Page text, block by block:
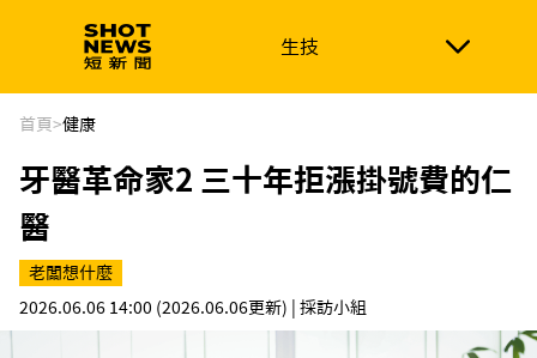
生技
生技 政治
新南向 體育
首頁>健康
牙醫革命家2 三十年拒漲掛號費的仁
醫
老闆想什麼
2026.06.06 14:00 (2026.06.06更新) | 採訪小組